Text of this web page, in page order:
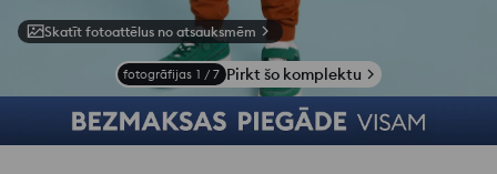
Skatīt fotoattēlus no atsauksmēm
fotogrāfijas 1 / 7 Pirkt šo komplektu